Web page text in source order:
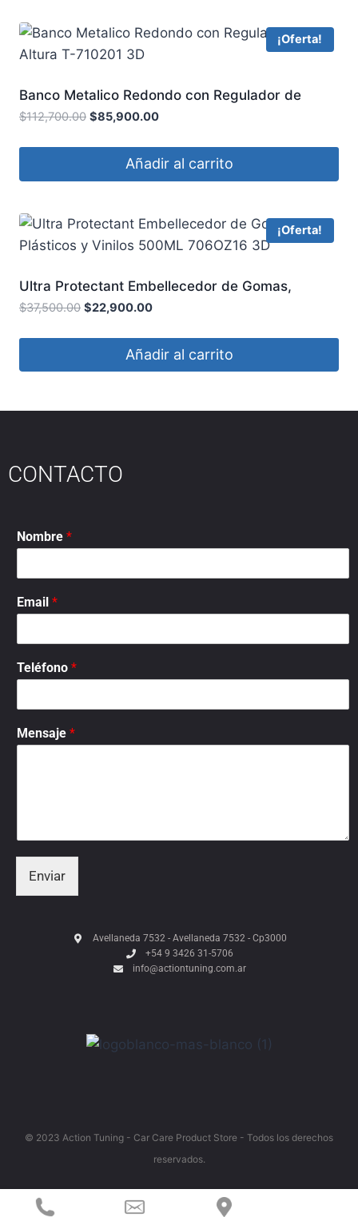
¡Oferta!
Banco Metalico Redondo con Regulador de
Altura T-710201 3D
$112,700.00 $85,900.00
Añadir al carrito
¡Oferta!
Ultra Protectant Embellecedor de Gomas,
Plásticos y Vinilos 500ML 706OZ16 3D
$37,500.00 $22,900.00
Añadir al carrito
CONTACTO
Nombre *
Email *
Teléfono *
Mensaje *
Enviar
Avellaneda 7532 - Avellaneda 7532 - Cp3000
+54 9 3426 31-5706
info@actiontuning.com.ar
© 2023 Action Tuning - Car Care Product Store - Todos los derechos
reservados.